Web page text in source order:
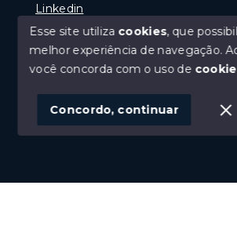
Olá! Estamos disponíveis
Linkedin
© Copyright 2026 - naPraia Imobiliária
SITE PARA IMOBILIARIA
Esse site utiliza cookies, que
melhor experiência de navegação.
você concorda com o uso de
Concordo, continuar